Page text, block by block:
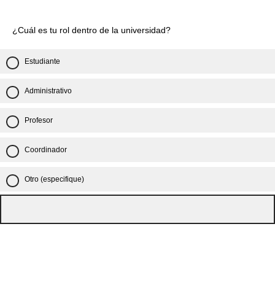
¿Cuál es tu rol dentro de la universidad?
Estudiante
Administrativo
Profesor
Coordinador
Otro (especifique)